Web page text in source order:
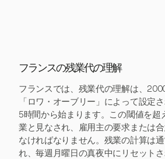
フランスの残業代の理解
フランスでは、残業代の理解は、
「ロワ・オーブリー」によって設定
5時間から始まります。この閾値を超
業と見なされ、雇用主の要求または
なければなりません。残業の計算は
れ、毎週月曜日の真夜中にリセット